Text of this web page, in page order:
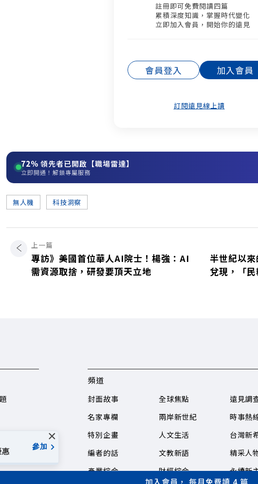
註冊即可免費閱讀四篇​
累積深度知識，掌握時代變化​
立即加入會員，開始你的遠見
會員登入 加入會員
訂閱遠見線上讀
72% 領先者已開啟【職場雷達】
立即開通！解鎖專屬服務
無人機 科技洞察
上一篇
專訪》美國首位華人AI院士！楊強：AI
需資源取捨，研發要頂天立地
半世紀以
兌現，「
加入會員， 每月免費讀 4 篇
頻道
封面故事
名家專欄
特別企畫
編者的話
產業綜合
全球焦點
兩岸新世紀
人文生活
文教新語
財經綜合
遠見調
時事熱
台灣新
精采人
永續新
惠
參加
×